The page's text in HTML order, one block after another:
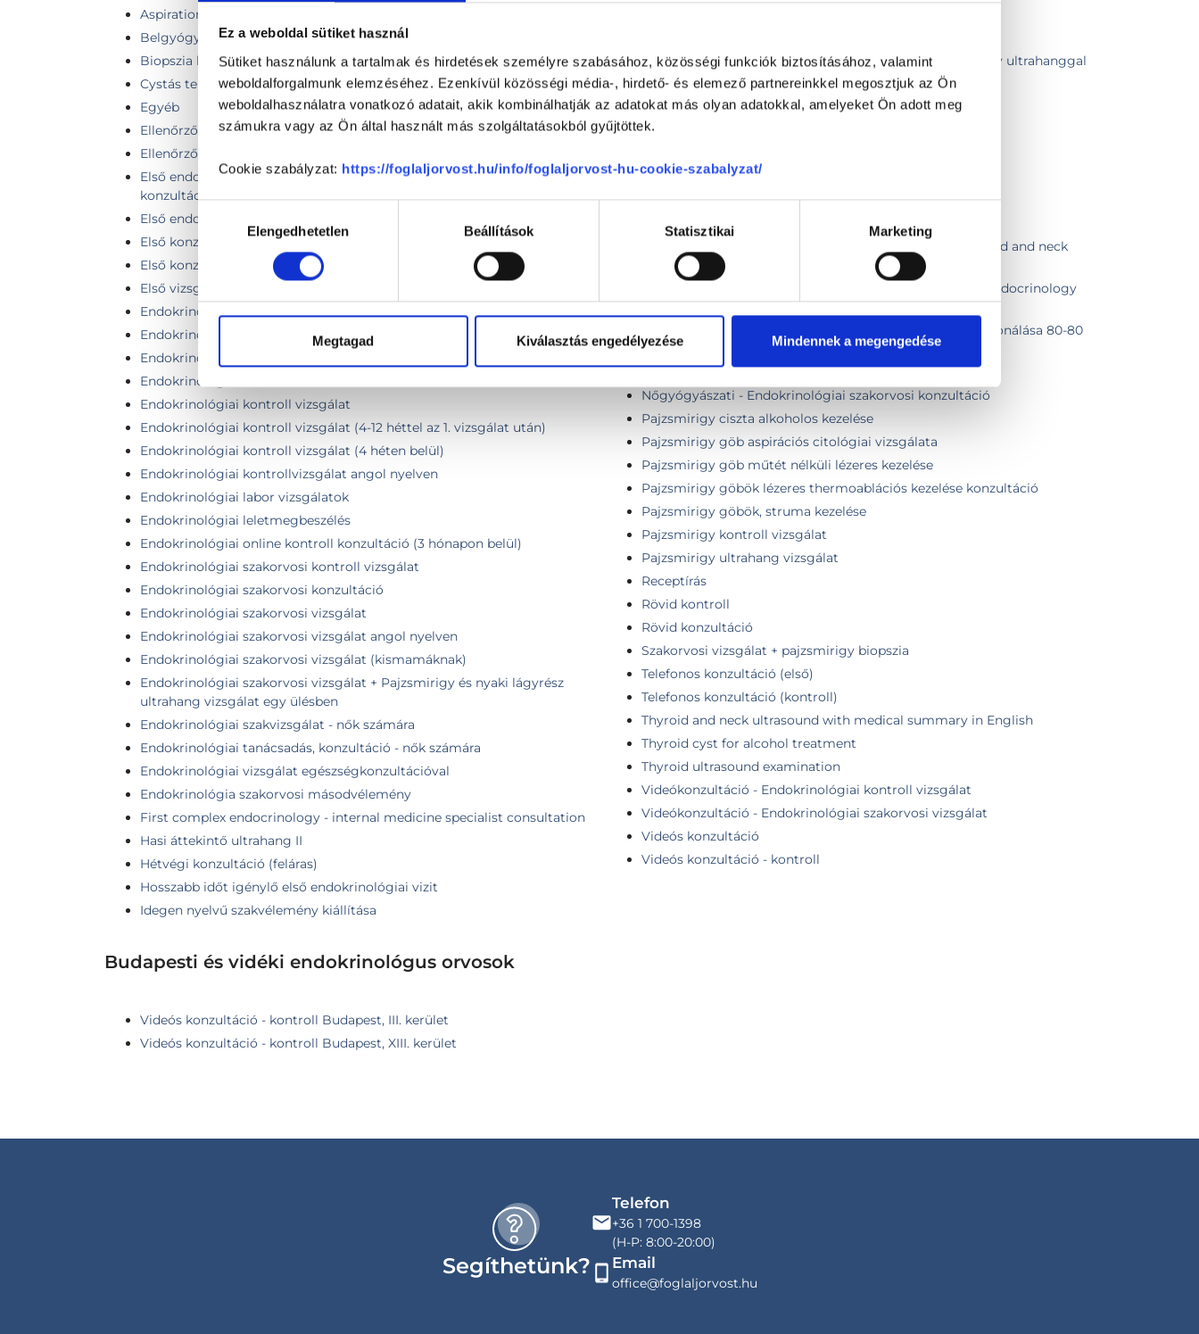
Ez a weboldal sütiket használ
Sütiket használunk a tartalmak és hirdetések személyre szabásához, közösségi funkciók biztosításához, valamint
weboldalforgalmunk elemzéséhez. Ezenkívül közösségi média-, hirdető- és elemező partnereinkkel megosztjuk az Ön
weboldalhasználatra vonatkozó adatait, akik kombinálhatják az adatokat más olyan adatokkal, amelyeket Ön adott meg
számukra vagy az Ön által használt más szolgáltatásokból gyűjtöttek.
Cookie szabályzat: https://foglaljorvost.hu/info/foglaljorvost-hu-cookie-szabalyzat/
kiválasztásaElengedhetetlen Beállítások Statisztikai Marketing
Megtagad Kiválasztás engedélyezése Mindennek a megengedése
Aspiration cytology (fine needle biopsy) - thyroid nodule
Belgyógyászati kontroll vizsgálat (4 héten belül)
Biopszia kenet számtől független
Cystás területek leszívása összeragasztása szövetragsztóval
Egyéb
Ellenőrző vizsgálat
Ellenőrző vizsgálat + pajzsmirigy ultrahang
Első endokrinológiai teljes Professzori vizsgálat ultrahanggal,
konzultációval
Első endokrinológiai vizit teljes fej-nyak sebészeti UH-val
Első konzultáció, általános vizsgálat
Első konzultáció + pajzsmirigy ultrahang
Első vizsgálat
Endokrinológiai kiemelt kontrollvizsgálat
Endokrinológiai kiemelt szakorvosi vizsgálat
Endokrinológiai komplex távkonzultáció kontroll
Endokrinológiai Kontroll- nők számára
Endokrinológiai kontroll vizsgálat
Endokrinológiai kontroll vizsgálat (4-12 héttel az 1. vizsgálat után)
Endokrinológiai kontroll vizsgálat (4 héten belül)
Endokrinológiai kontrollvizsgálat angol nyelven
Endokrinológiai labor vizsgálatok
Endokrinológiai leletmegbeszélés
Endokrinológiai online kontroll konzultáció (3 hónapon belül)
Endokrinológiai szakorvosi kontroll vizsgálat
Endokrinológiai szakorvosi konzultáció
Endokrinológiai szakorvosi vizsgálat
Endokrinológiai szakorvosi vizsgálat angol nyelven
Endokrinológiai szakorvosi vizsgálat (kismamáknak)
Endokrinológiai szakorvosi vizsgálat + Pajzsmirigy és nyaki lágyrész
ultrahang vizsgálat egy ülésben
Endokrinológiai szakvizsgálat - nők számára
Endokrinológiai tanácsadás, konzultáció - nők számára
Endokrinológiai vizsgálat egészségkonzultációval
Endokrinológia szakorvosi másodvélemény
First complex endocrinology - internal medicine specialist consultation
Hasi áttekintő ultrahang II
Hétvégi konzultáció (feláras)
Hosszabb időt igénylő első endokrinológiai vizit
Idegen nyelvű szakvélemény kiállítása
Komplex endokrinológiai szakorvosi vizsgálat pajzsmirigy ultrahanggal
Komplex, fej-nyak sebészeti ultrahang
Komplex pajzsmirigy vizsgálat
Kontroll vizsgálat
Külföldi páciens első vizit
Külföldi páciens kontroll
Laser thermoablation treatment of a thyroid nodule
Medical examination in English in Endocrinology + Thyroid and neck
ultrasound with medical summary in English
Medical examination in English in Internal medicine or Endocrinology
with medical summary in English
Mindkét oldali lebenybe gyulladáscsökkentő injekció deponálása 80-80
mg
Nőgyógyászati - Endokrinológiai szakorvosi kontroll
Nőgyógyászati - Endokrinológiai szakorvosi konzultáció
Pajzsmirigy ciszta alkoholos kezelése
Pajzsmirigy göb aspirációs citológiai vizsgálata
Pajzsmirigy göb műtét nélküli lézeres kezelése
Pajzsmirigy göbök lézeres thermoablációs kezelése konzultáció
Pajzsmirigy göbök, struma kezelése
Pajzsmirigy kontroll vizsgálat
Pajzsmirigy ultrahang vizsgálat
Receptírás
Rövid kontroll
Rövid konzultáció
Szakorvosi vizsgálat + pajzsmirigy biopszia
Telefonos konzultáció (első)
Telefonos konzultáció (kontroll)
Thyroid and neck ultrasound with medical summary in English
Thyroid cyst for alcohol treatment
Thyroid ultrasound examination
Videókonzultáció - Endokrinológiai kontroll vizsgálat
Videókonzultáció - Endokrinológiai szakorvosi vizsgálat
Videós konzultáció
Videós konzultáció - kontroll
Budapesti és vidéki endokrinológus orvosok
Videós konzultáció - kontroll Budapest, III. kerület
Videós konzultáció - kontroll Budapest, XIII. kerület
Segíthetünk?
Telefon
+36 1 700-1398
(H-P: 8:00-20:00)
Email
office@foglaljorvost.hu